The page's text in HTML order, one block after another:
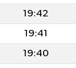
19:42
19:41
19:40